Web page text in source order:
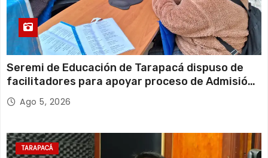
Seremi de Educación de Tarapacá dispuso de
facilitadores para apoyar proceso de Admisión
Escolar 2027
Ago 5, 2026
TARAPACÁ